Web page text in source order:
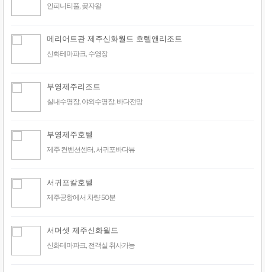
인피니티풀, 곶자왈
메리어트관 제주신화월드 호텔앤리조트
신화테마파크, 수영장
부영제주리조트
실내수영장, 야외수영장, 바다전망
부영제주호텔
제주 컨벤션센터, 서귀포바다뷰
서귀포칼호텔
제주공항에서 차량 50분
서머셋 제주신화월드
신화테마파크, 전객실 취사가능